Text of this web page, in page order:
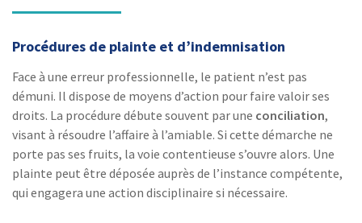
Procédures de plainte et d’indemnisation
Face à une erreur professionnelle, le patient n’est pas
démuni. Il dispose de moyens d’action pour faire valoir ses
droits. La procédure débute souvent par une conciliation,
visant à résoudre l’affaire à l’amiable. Si cette démarche ne
porte pas ses fruits, la voie contentieuse s’ouvre alors. Une
plainte peut être déposée auprès de l’instance compétente,
qui engagera une action disciplinaire si nécessaire.